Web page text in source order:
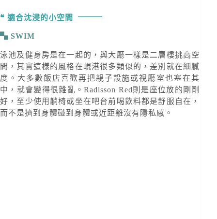
適合沈浸的小空間
SWIM
泳池及健身房是在一起的，與大廳一樣是二層樓挑高空
間，其實這樣的風格在峴港很多類似的，差別就在細膩
度。大多數飯店喜歡再把親子設施或視廳室也塞在其
中，就會變得很雜亂。Radisson Red則是座位放的剛剛
好，至少使用躺椅或坐在吧台前喝飲料都是舒服自在，
而不是擠到身體碰到身體或近距離沒有隱私感。